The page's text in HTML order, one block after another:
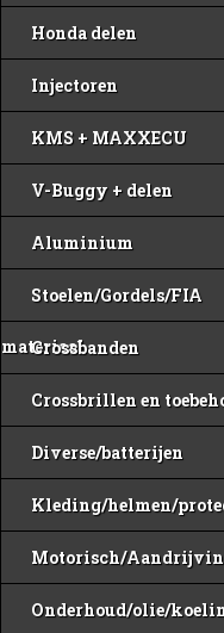
Honda delen
Injectoren
KMS + MAXXECU
V-Buggy + delen
Aluminium
Stoelen/Gordels/FIA
materiaal
Crossbanden
Crossbrillen en
Diverse/batterijen
Kleding/helmen/
Motorisch/
Onderhoud/olie/